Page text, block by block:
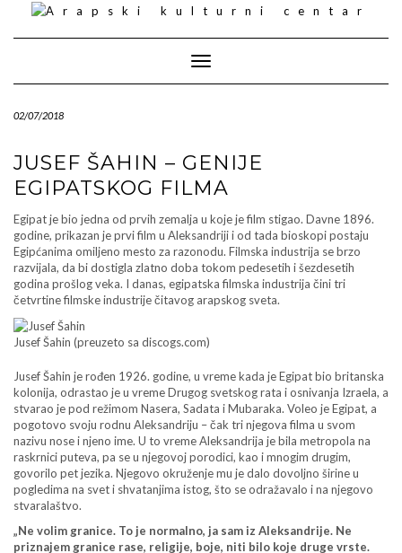
content
Toggle Navigation
02/07/2018
JUSEF ŠAHIN – GENIJE
EGIPATSKOG FILMA
Egipat je bio jedna od prvih zemalja u koje je film stigao. Davne 1896.
godine, prikazan je prvi film u Aleksandriji i od tada bioskopi postaju
Egipćanima omiljeno mesto za razonodu. Filmska industrija se brzo
razvijala, da bi dostigla zlatno doba tokom pedesetih i šezdesetih
godina prošlog veka. I danas, egipatska filmska industrija čini tri
četvrtine filmske industrije čitavog arapskog sveta.
Jusef Šahin (preuzeto sa discogs.com)
Jusef Šahin je rođen 1926. godine, u vreme kada je Egipat bio britanska
kolonija, odrastao je u vreme Drugog svetskog rata i osnivanja Izraela, a
stvarao je pod režimom Nasera, Sadata i Mubaraka. Voleo je Egipat, a
pogotovo svoju rodnu Aleksandriju – čak tri njegova filma u svom
nazivu nose i njeno ime. U to vreme Aleksandrija je bila metropola na
raskrnici puteva, pa se u njegovoj porodici, kao i mnogim drugim,
govorilo pet jezika. Njegovo okruženje mu je dalo dovoljno širine u
pogledima na svet i shvatanjima istog, što se odražavalo i na njegovo
stvaralaštvo.
„Ne volim granice. To je normalno, ja sam iz Aleksandrije. Ne
priznajem granice rase, religije, boje, niti bilo koje druge vrste.